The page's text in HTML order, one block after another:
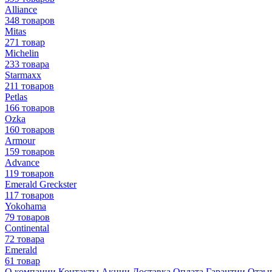
Alliance
348 товаров
Mitas
271 товар
Michelin
233 товара
Starmaxx
211 товаров
Petlas
166 товаров
Ozka
160 товаров
Armour
159 товаров
Advance
119 товаров
Emerald Greckster
117 товаров
Yokohama
79 товаров
Continental
72 товара
Emerald
61 товар